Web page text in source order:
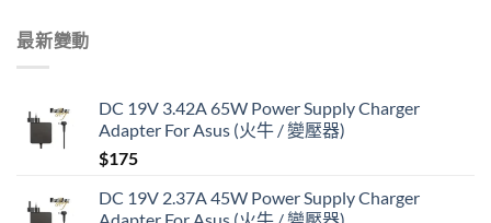
最新變動
DC 19V 3.42A 65W Power Supply Charger
Adapter For Asus (火牛 / 變壓器)
$175
DC 19V 2.37A 45W Power Supply Charger
Adapter For Asus (火牛 / 變壓器)